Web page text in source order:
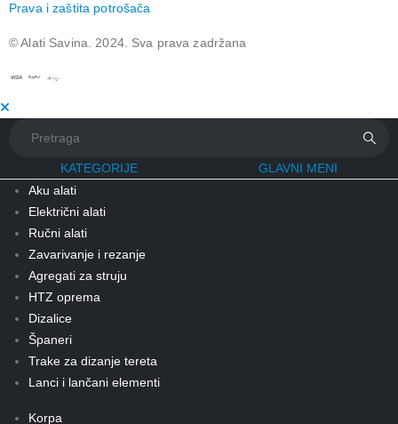
Prava i zaštita potrošača
© Alati Savina. 2024. Sva prava zadržana
KATEGORIJE
GLAVNI MENI
Aku alati
Električni alati
Ručni alati
Zavarivanje i rezanje
Agregati za struju
HTZ oprema
Dizalice
Španeri
Trake za dizanje tereta
Lanci i lančani elementi
Korpa